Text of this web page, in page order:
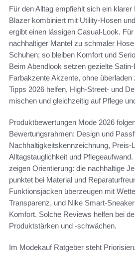
Für den Alltag empfiehlt sich ein klarer
Blazer kombiniert mit Utility-Hosen
ergibt einen lässigen Casual-Look.
nachhaltiger Mantel zu schmaler
Schuhen; so bleiben Komfort und
Beim Abendlook setzen gezielte
Farbakzente Akzente, ohne
Tipps 2026 helfen, High-Street- und
mischen und gleichzeitig auf Pflege
Produktbewertungen Mode 2026
Bewertungsrahmen: Design und
Nachhaltigkeitskennzeichnung, Preis-
Alltagstauglichkeit und
zeigen Orientierung: die nachhaltige
punktet bei Material und
Funktionsjacken überzeugen mit
Transparenz, und Nike Smart-
Komfort. Solche Reviews helfen bei
Produktstärken und -schwächen.
Im Modekauf Ratgeber steht